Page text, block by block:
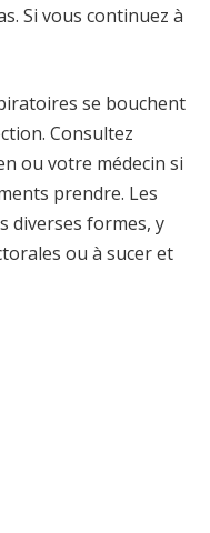
Si vous continuez à
se bouchent
Consultez
ou votre médecin si
prendre. Les
diverses formes, y
ou à sucer et